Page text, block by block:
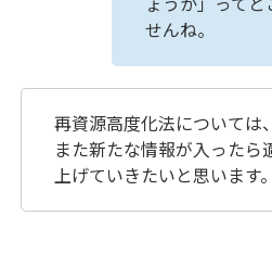
ょうか」って
せんね。
再資源高度化法については、
また新たな情報が入ったら
上げていきたいと思います。